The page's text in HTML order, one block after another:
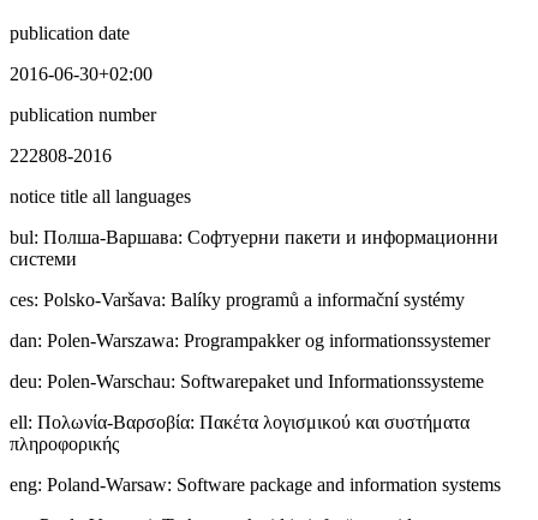
publication date
2016-06-30+02:00
publication number
222808-2016
notice title all languages
bul: Полша-Варшава: Софтуерни пакети и информационни
системи
ces: Polsko-Varšava: Balíky programů a informační systémy
dan: Polen-Warszawa: Programpakker og informationssystemer
deu: Polen-Warschau: Softwarepaket und Informationssysteme
ell: Πολωνία-Βαρσοβία: Πακέτα λογισμικού και συστήματα
πληροφορικής
eng: Poland-Warsaw: Software package and information systems